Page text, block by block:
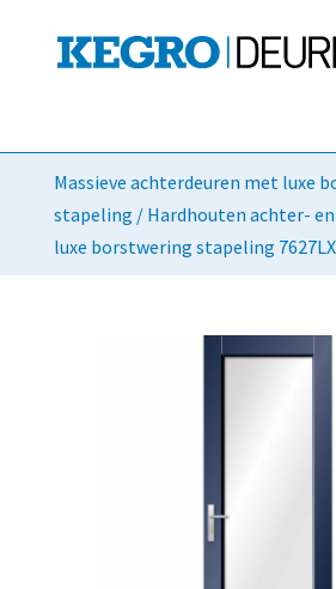
Massieve achterdeuren met luxe
stapeling / Hardhouten achter-
luxe borstwering stapeling 7627LX